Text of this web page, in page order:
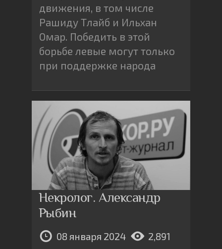
движения, в том числе
Рашиду Тлайб и Ильхан
Омар. Победить в этой
борьбе левые могут только
при поддержке народа
Некролог. Александр
Рыбин
08 января 2024 2,891